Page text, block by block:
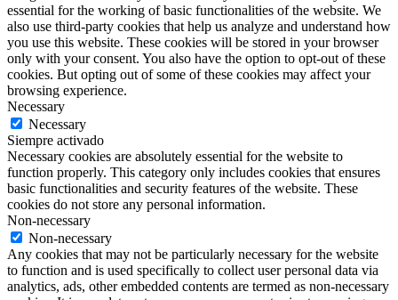
essential for the working of basic functionalities of the website. We
also use third-party cookies that help us analyze and understand how
you use this website. These cookies will be stored in your browser
only with your consent. You also have the option to opt-out of these
cookies. But opting out of some of these cookies may affect your
browsing experience.
Necessary
Necessary
Siempre activado
Necessary cookies are absolutely essential for the website to
function properly. This category only includes cookies that ensures
basic functionalities and security features of the website. These
cookies do not store any personal information.
Non-necessary
Non-necessary
Any cookies that may not be particularly necessary for the website
to function and is used specifically to collect user personal data via
analytics, ads, other embedded contents are termed as non-necessary